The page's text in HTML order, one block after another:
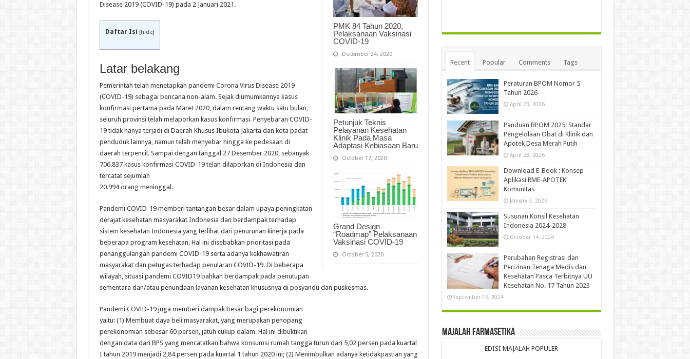
PMK 84 Tahun 2020,
Pelaksanaan Vaksinasi
COVID-19
December 24, 2020
Petunjuk Teknis
Pelayanan Kesehatan
Klinik Pada Masa
Adaptasi Kebiasaan Baru
October 17, 2020
Grand Design
“Roadmap” Pelaksanaan
Vaksinasi COVID-19
October 5, 2020
Disease 2019 (COVID-19) pada 2 Januari 2021.
Daftar Isi [hide]
Latar belakang
Pemerintah telah menetapkan pandemi Corona Virus Disease 2019
(COVID-19) sebagai bencana non-alam. Sejak diumumkannya kasus
konfirmasi pertama pada Maret 2020, dalam rentang waktu satu bulan,
seluruh provinsi telah melaporkan kasus konfirmasi. Penyebaran COVID-
19 tidak hanya terjadi di Daerah Khusus Ibukota Jakarta dan kota padat
penduduk lainnya, namun telah menyebar hingga ke pedesaan di
daerah terpencil. Sampai dengan tanggal 27 Desember 2020, sebanyak
706.837 kasus konfirmasi COVID-19 telah dilaporkan di Indonesia dan
tercatat sejumlah
20.994 orang meninggal.
Pandemi COVID-19 memberi tantangan besar dalam upaya peningkatan
derajat kesehatan masyarakat Indonesia dan berdampak terhadap
sistem kesehatan Indonesia yang terlihat dari penurunan kinerja pada
beberapa program kesehatan. Hal ini disebabkan prioritasi pada
penanggulangan pandemi COVID-19 serta adanya kekhawatiran
masyarakat dan petugas terhadap penularan COVID-19. Di beberapa
wilayah, situasi pandemi COVID19 bahkan berdampak pada penutupan
sementara dan/atau penundaan layanan kesehatan khususnya di posyandu dan puskesmas.
Pandemi COVID-19 juga memberi dampak besar bagi perekonomian
yaitu: (1) Membuat daya beli masyarakat, yang merupakan penopang
perekonomian sebesar 60 persen, jatuh cukup dalam. Hal ini dibuktikan
dengan data dari BPS yang mencatatkan bahwa konsumsi rumah tangga turun dari 5,02 persen pada kuartal
I tahun 2019 menjadi 2,84 persen pada kuartal 1 tahun 2020 ini; (2) Menimbulkan adanya ketidakpastian yang
Recent Popular Comments Tags
Peraturan BPOM Nomor 5
Tahun 2026
April 23, 2026
Panduan BPOM 2025: Standar
Pengelolaan Obat di Klinik dan
Apotek Desa Merah Putih
April 23, 2026
Download E-Book : Konsep
Aplikasi RME-APOTEK
Komunitas
January 3, 2026
Susunan Konsil Kesehatan
Indonesia 2024-2028
October 14, 2024
Perubahan Registrasi dan
Perizinan Tenaga Medis dan
Kesehatan Pasca Terbitnya UU
Kesehatan No. 17 Tahun 2023
September 16, 2024
Majalah Farmasetika
EDISI MAJALAH POPULER